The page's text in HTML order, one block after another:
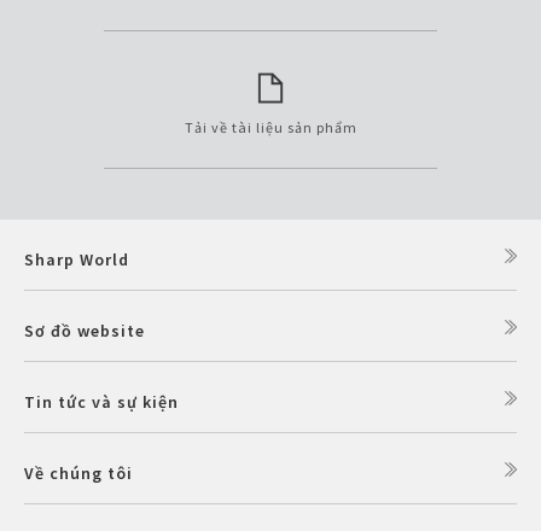
Tải về tài liệu sản phẩm
Sharp World
Sơ đồ website
Tin tức và sự kiện
Về chúng tôi